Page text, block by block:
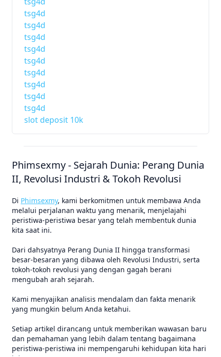
tsg4d
tsg4d
tsg4d
tsg4d
tsg4d
tsg4d
tsg4d
tsg4d
tsg4d
slot deposit 10k
Phimsexmy - Sejarah Dunia: Perang Dunia
II, Revolusi Industri & Tokoh Revolusi
Di Phimsexmy, kami berkomitmen untuk membawa Anda
melalui perjalanan waktu yang menarik, menjelajahi
peristiwa-peristiwa besar yang telah membentuk dunia
kita saat ini.
Dari dahsyatnya Perang Dunia II hingga transformasi
besar-besaran yang dibawa oleh Revolusi Industri, serta
tokoh-tokoh revolusi yang dengan gagah berani
mengubah arah sejarah.
Kami menyajikan analisis mendalam dan fakta menarik
yang mungkin belum Anda ketahui.
Setiap artikel dirancang untuk memberikan wawasan baru
dan pemahaman yang lebih dalam tentang bagaimana
peristiwa-peristiwa ini mempengaruhi kehidupan kita hari